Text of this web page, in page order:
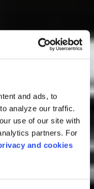
and ads, to
analyze our traffic.
use of our site with
partners. For
and cookies